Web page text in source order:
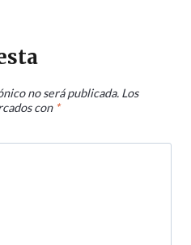
no será publicada. Los
con *